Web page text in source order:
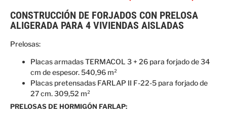
CONSTRUCCIÓN DE FORJADOS CON PRELOSA
ALIGERADA PARA 4 VIVIENDAS AISLADAS
Prelosas:
Placas armadas TERMACOL 3 + 26 para forjado de 34
cm de espesor. 540,96 m²
Placas pretensadas FARLAP II F-22-5 para forjado de
27 cm. 309,52 m²
PRELOSAS DE HORMIGÓN FARLAP: